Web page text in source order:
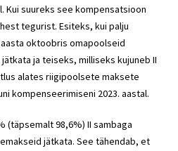
Kui suureks see kompensatsioon
tegurist. Esiteks, kui palju
oktoobris omapoolseid
ja teiseks, milliseks kujuneb II
alates riigipoolsete maksete
kompenseerimiseni 2023. aastal.
(täpsemalt 98,6%) II sambaga
jätkata. See tähendab, et